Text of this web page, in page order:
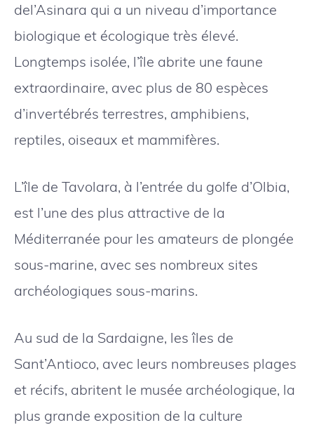
del’Asinara qui a un niveau d’importance
biologique et écologique très élevé.
Longtemps isolée, l’île abrite une faune
extraordinaire, avec plus de 80 espèces
d’invertébrés terrestres, amphibiens,
reptiles, oiseaux et mammifères.
L’île de Tavolara, à l’entrée du golfe d’Olbia,
est l’une des plus attractive de la
Méditerranée pour les amateurs de plongée
sous-marine, avec ses nombreux sites
archéologiques sous-marins.
Au sud de la Sardaigne, les îles de
Sant’Antioco, avec leurs nombreuses plages
et récifs, abritent le musée archéologique, la
plus grande exposition de la culture